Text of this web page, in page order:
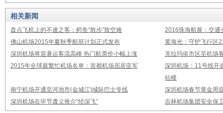
相关新闻
盘点飞机上的不速之客：鳄鱼“散步”致空难
2016珠海航展：交通
佛山机场2015年夏秋季航班计划正式发布
黄海光：守护飞行区
深圳机场将迎暑运客流高峰 热门航票价小幅上涨
克拉玛依市区至机场
2015年全球最繁忙机场名单：首都机场屈居亚军
深圳机场：11号线开
站楼
南宁机场开通至河池市(金城江)城际巴士专线
深圳机场春节黄金周
深圳机场在毕节遵义推介“经深飞”
吉林机场集团安全保